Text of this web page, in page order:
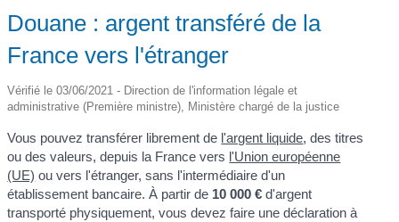
Douane : argent transféré de la
France vers l'étranger
Vérifié le 03/06/2021 - Direction de l'information légale et
administrative (Première ministre), Ministère chargé de la justice
Vous pouvez transférer librement de l'argent liquide, des titres
ou des valeurs, depuis la France vers l'Union européenne
(UE) ou vers l'étranger, sans l'intermédiaire d'un
établissement bancaire. À partir de 10 000 € d'argent
transporté physiquement, vous devez faire une déclaration à